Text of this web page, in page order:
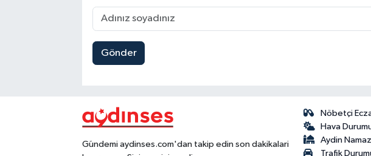
Gönder
Gündemi aydinses.com'dan takip edin son dakikalari
Nöbetçi
Hava
Aydin
Trafik